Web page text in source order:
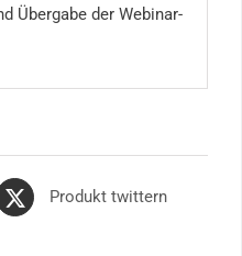
Übergabe der Webinar-
Produkt twittern